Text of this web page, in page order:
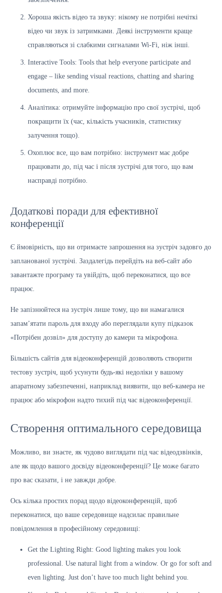
Хороша якість відео та звуку: нікому не потрібні нечіткі
відео чи звук із затримками. Деякі інструменти краще
справляються зі слабкими сигналами Wi-Fi, ніж інші.
Interactive Tools: Tools that help everyone participate and
engage – like sending visual reactions, chatting and sharing
documents, and more.
Аналітика: отримуйте інформацію про свої зустрічі, щоб
покращити їх (час, кількість учасників, статистику
залучення тощо).
Охоплює все, що вам потрібно: інструмент має добре
працювати до, під час і після зустрічі для того, що вам
насправді потрібно.
Додаткові поради для ефективної
конференції
Є ймовірність, що ви отримаєте запрошення на зустріч задовго до
запланованої зустрічі. Заздалегідь перейдіть на веб-сайт або
завантажте програму та увійдіть, щоб переконатися, що все
працює.
Не запізнюйтеся на зустріч лише тому, що ви намагалися
запам’ятати пароль для входу або переглядали купу підказок
«Потрібен дозвіл» для доступу до камери та мікрофона.
Більшість сайтів для відеоконференцій дозволяють створити
тестову зустріч, щоб усунути будь-які недоліки у вашому
апаратному забезпеченні, наприклад виявити, що веб-камера не
працює або мікрофон надто тихий під час відеоконференції.
Створення оптимального середовища
Можливо, ви знаєте, як чудово виглядати під час відеодзвінків,
але як щодо вашого досвіду відеоконференції? Це може багато
про вас сказати, і не завжди добре.
Ось кілька простих порад щодо відеоконференцій, щоб
переконатися, що ваше середовище надсилає правильне
повідомлення в професійному середовищі:
Get the Lighting Right: Good lighting makes you look
professional. Use natural light from a window. Or go for soft and
even lighting. Just don’t have too much light behind you.